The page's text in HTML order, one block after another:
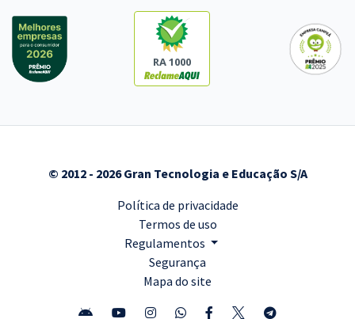
RA 1000
© 2012 - 2026 Gran Tecnologia e Educação S/A
Política de privacidade
Termos de uso
Regulamentos
Segurança
Mapa do site